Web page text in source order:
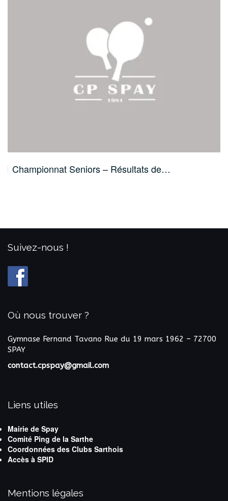
Championnat Seniors – Résultats de…
Suivez-nous !
Où nous trouver ?
Gymnase Fernand Tavano Rue du 19 mars 1962 – 72700
SPAY
contact.cpspay@gmail.com
Liens utiles
Mairie de Spay
Comité Ping de la Sarthe
Coordonnées des Clubs Sarthois
Accès à SPID
Mentions légales